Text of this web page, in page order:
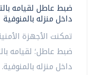
ضبط عاطل لقيامه
داخل منزله بالمنوفية
تمكنت الأجهزة
ضبط عاطل؛ لقيامه
داخل منزله بالمنوفية.